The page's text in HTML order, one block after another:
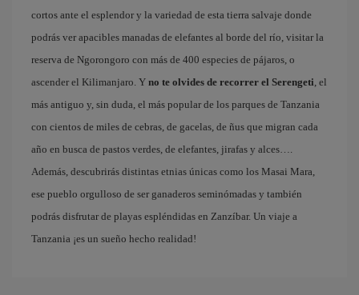
cortos ante el esplendor y la variedad de esta tierra salvaje donde
podrás ver apacibles manadas de elefantes al borde del río, visitar la
reserva de Ngorongoro con más de 400 especies de pájaros, o
ascender el Kilimanjaro. Y no te olvides de recorrer el Serengeti , el
más antiguo y, sin duda, el más popular de los parques de Tanzania
con cientos de miles de cebras, de gacelas, de ñus que migran cada
año en busca de pastos verdes, de elefantes, jirafas y alces….
Además, descubrirás distintas etnias únicas como los Masai Mara,
ese pueblo orgulloso de ser ganaderos seminómadas y también
podrás disfrutar de playas espléndidas en Zanzíbar. Un viaje a
Tanzania ¡es un sueño hecho realidad!